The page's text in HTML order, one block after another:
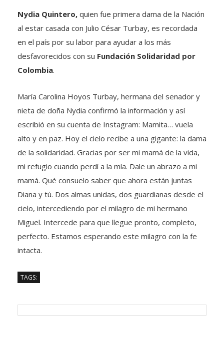
Nydia Quintero, quien fue primera dama de la Nación
al estar casada con Julio César Turbay, es recordada
en el país por su labor para ayudar a los más
desfavorecidos con su Fundación Solidaridad por
Colombia.
María Carolina Hoyos Turbay, hermana del senador y
nieta de doña Nydia confirmó la información y así
escribió en su cuenta de Instagram: Mamita… vuela
alto y en paz. Hoy el cielo recibe a una gigante: la dama
de la solidaridad. Gracias por ser mi mamá de la vida,
mi refugio cuando perdí a la mía. Dale un abrazo a mi
mamá. Qué consuelo saber que ahora están juntas
Diana y tú. Dos almas unidas, dos guardianas desde el
cielo, intercediendo por el milagro de mi hermano
Miguel. Intercede para que llegue pronto, completo,
perfecto. Estamos esperando este milagro con la fe
intacta.
TAGS: